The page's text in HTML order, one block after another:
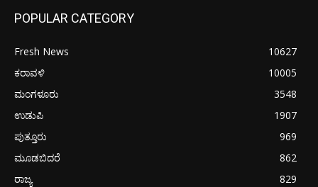
POPULAR CATEGORY
Fresh News
10627
ಕರಾವಳಿ
10005
ಮಂಗಳೂರು
3548
ಉಡುಪಿ
1907
ಪುತ್ತೂರು
969
ಮೂಡಬಿದರೆ
862
ರಾಜ್ಯ
829